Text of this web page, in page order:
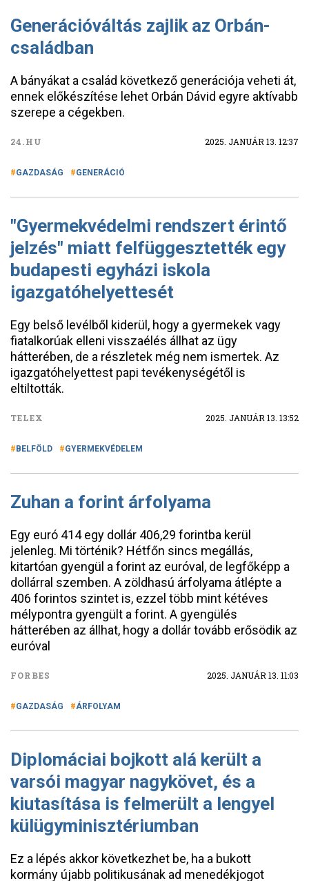
Generációváltás zajlik az Orbán-
családban
A bányákat a család következő generációja veheti át,
ennek előkészítése lehet Orbán Dávid egyre aktívabb
szerepe a cégekben.
24.HU 2025. JANUÁR 13. 12:37
GAZDASÁG GENERÁCIÓ
"Gyermekvédelmi rendszert érintő
jelzés" miatt felfüggesztették egy
budapesti egyházi iskola
igazgatóhelyettesét
Egy belső levélből kiderül, hogy a gyermekek vagy
fiatalkorúak elleni visszaélés állhat az ügy
hátterében, de a részletek még nem ismertek. Az
igazgatóhelyettest papi tevékenységétől is
eltiltották.
TELEX 2025. JANUÁR 13. 13:52
BELFÖLD GYERMEKVÉDELEM
Zuhan a forint árfolyama
Egy euró 414 egy dollár 406,29 forintba kerül
jelenleg. Mi történik? Hétfőn sincs megállás,
kitartóan gyengül a forint az euróval, de legfőképp a
dollárral szemben. A zöldhasú árfolyama átlépte a
406 forintos szintet is, ezzel több mint kétéves
mélypontra gyengült a forint. A gyengülés
hátterében az állhat, hogy a dollár tovább erősödik az
euróval
FORBES 2025. JANUÁR 13. 11:03
GAZDASÁG ÁRFOLYAM
Diplomáciai bojkott alá került a
varsói magyar nagykövet, és a
kiutasítása is felmerült a lengyel
külügyminisztériumban
Ez a lépés akkor következhet be, ha a bukott
kormány újabb politikusának ad menedékjogot